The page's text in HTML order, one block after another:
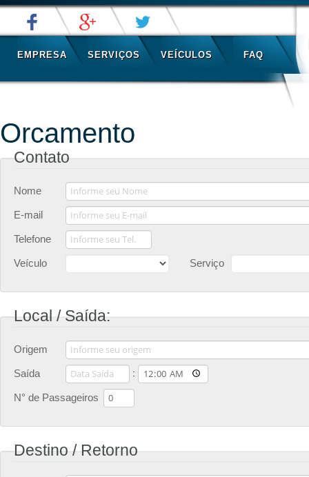
EMPRESA SERVIÇOS VEÍCULOS FAQ
Orcamento
Contato
Nome
E-mail
Telefone
Veículo Serviço
Local / Saída:
Origem
Saída :
N° de Passageiros
Destino / Retorno